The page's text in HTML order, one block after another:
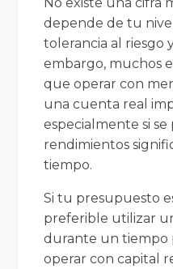
depende de tu
tolerancia al riesgo
embargo, muchos
que operar con
una cuenta real
especialmente si
rendimientos
tiempo.
Si tu presupuesto
preferible utilizar
durante un tiempo
operar con capital